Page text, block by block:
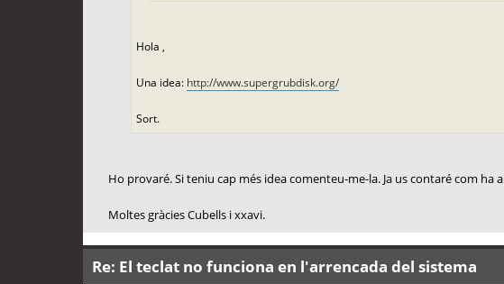
Hola ,
Una idea: http://www.supergrubdisk.org/
Sort.
Ho provaré. Si teniu cap més idea comenteu-me-la. Ja us contaré com ha
Moltes gràcies Cubells i xxavi.
Re: El teclat no funciona en l'arrencada del sistema